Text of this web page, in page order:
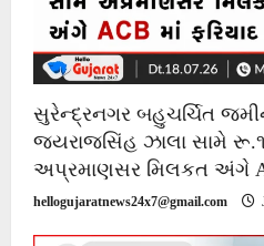
સુરેન્દ્રનગર બહુચર્ચિત જમીન
જયરાજસિંહ ઝાલા સામે
અપ્રમાણસર મિલકત અંગે
hellogujaratnews24x7@gmail.com